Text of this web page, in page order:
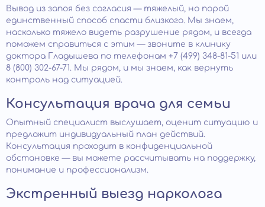
Вывод из запоя без согласия — тяжелый, но порой
единственный способ спасти близкого. Мы знаем,
насколько тяжело видеть разрушение рядом, и всегда
поможем справиться с этим — звоните в клинику
доктора Гладышева по телефонам +7 (499) 348-81-51 или
8 (800) 302-67-71. Мы рядом, и мы знаем, как вернуть
контроль над ситуацией.
Консультация врача для семьи
Опытный специалист выслушает, оценит ситуацию и
предложит индивидуальный план действий.
Консультация проходит в конфиденциальной
обстановке — вы можете рассчитывать на поддержку,
понимание и профессионализм.
Экстренный выезд нарколога